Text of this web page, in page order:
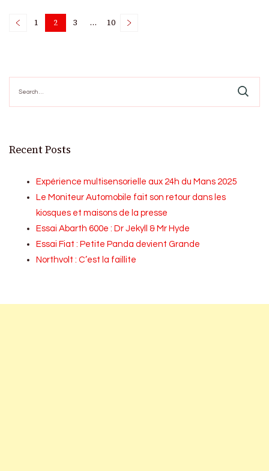
Posts
Page
1 Page
2 Page
3 … Page
10
for:
Recent Posts
Expérience multisensorielle aux 24h du Mans 2025
Le Moniteur Automobile fait son retour dans les
kiosques et maisons de la presse
Essai Abarth 600e : Dr Jekyll & Mr Hyde
Essai Fiat : Petite Panda devient Grande
Northvolt : C’est la faillite